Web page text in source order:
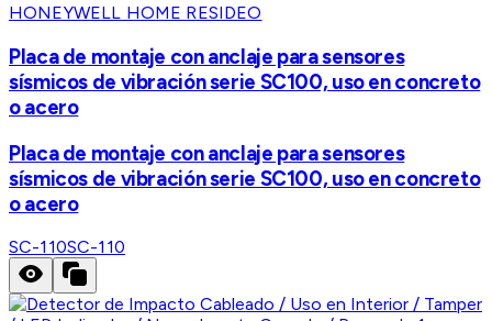
HONEYWELL HOME RESIDEO
Placa de montaje con anclaje para sensores
sísmicos de vibración serie SC100, uso en concreto
o acero
Placa de montaje con anclaje para sensores
sísmicos de vibración serie SC100, uso en concreto
o acero
SC-110SC-110